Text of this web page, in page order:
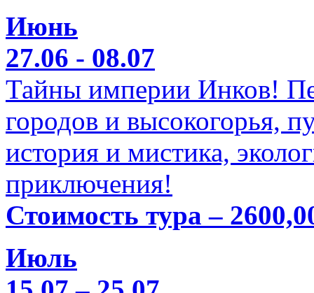
Июнь
27.06 - 08.07
Тайны империи Инков!
городов и высокогорья,
история и мистика,
приключения!
Стоимость тура –
Июль